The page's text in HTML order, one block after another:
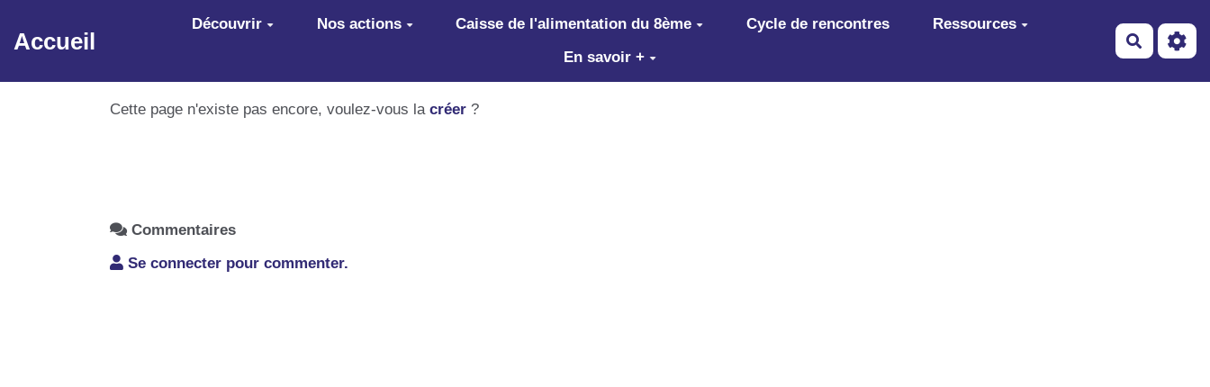
Aller au contenu principal
Accueil
Découvrir Nos actions Caisse de l'alimentation du 8ème Cycle de rencontres
Ressources
En savoir +
Cette page n'existe pas encore, voulez-vous la créer ?
Commentaires
Se connecter pour commenter.